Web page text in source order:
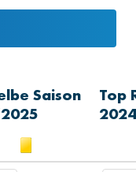
Saison
Top